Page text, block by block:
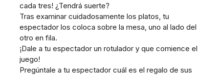
cada tres! ¿Tendrá suerte?
Tras examinar cuidadosamente los platos, tu
espectador los coloca sobre la mesa, uno al lado del
otro en fila.
¡Dale a tu espectador un rotulador y que comience el
juego!
Pregúntale a tu espectador cuál es el regalo de sus